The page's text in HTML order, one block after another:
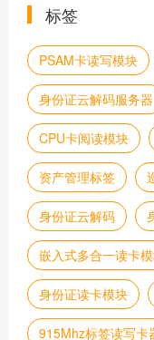
标签
PSAM卡读写模块
身份证云解码服务器
CPU卡阅读模块
资产管理标签
身份证云解码
嵌入式多合一读卡
身份证读卡模块
915Mhz标签读写卡